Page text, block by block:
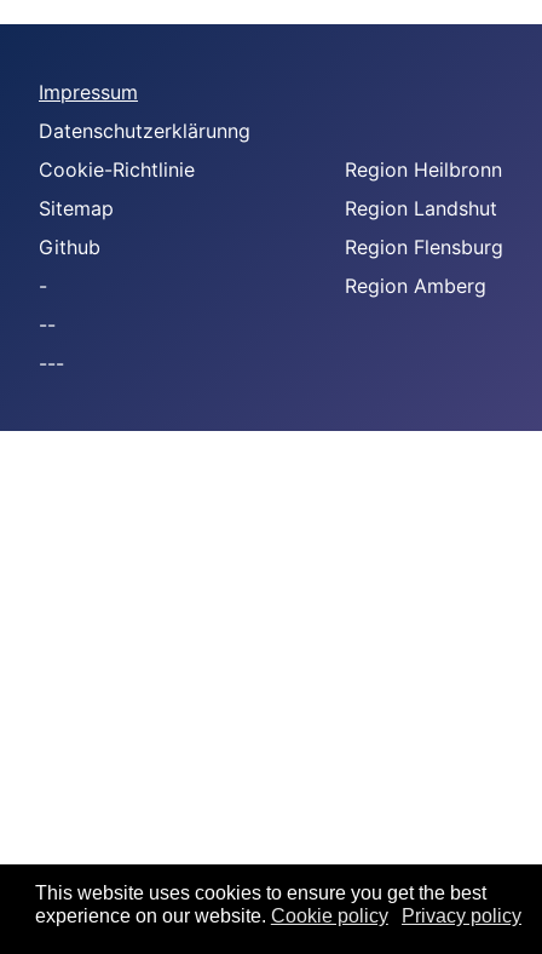
This website uses cookies to ensure you get the best
experience on our website. Cookie policy Privacy policy
Impressum
Datenschutzerklärunng
Cookie-Richtlinie
Sitemap
Github
-
--
---
Region Heilbronn
Region Landshut
Region Flensburg
Region Amberg